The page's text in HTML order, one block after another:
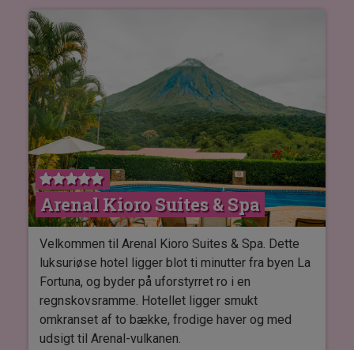
alt sammen mens du nyder den tropiske
atmosfære. På hotellet kan du nyde en lækker
frokost eller middag i hotellets restaurant.
Du bor i moderne værelser med dobbelt- eller
enkeltsenge, en komfortabel sofa, badeværelse
med hårtørrer og privat balkon. Værelserne har
desuden aircondition, minibar, tv, safebox og wi-
fi.
Arenal Kioro Suites & Spa
Velkommen til Arenal Kioro Suites & Spa. Dette
luksuriøse hotel ligger blot ti minutter fra byen La
Fortuna, og byder på uforstyrret ro i en
regnskovsramme. Hotellet ligger smukt
omkranset af to bække, frodige haver og med
udsigt til Arenal-vulkanen.